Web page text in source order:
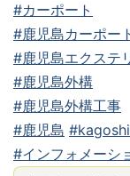
#カーポート
#鹿児島カーポー
#鹿児島エクステ
#鹿児島外構
#鹿児島外構工事
#鹿児島
#インフォメーシ